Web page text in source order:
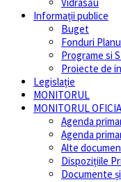
Informații publice
Buget
Fonduri
Programe si
Proiecte de
Legislație
MONITORUL
MONITORUL
Agenda
Agenda
Alte
Dispozițiile
Documente